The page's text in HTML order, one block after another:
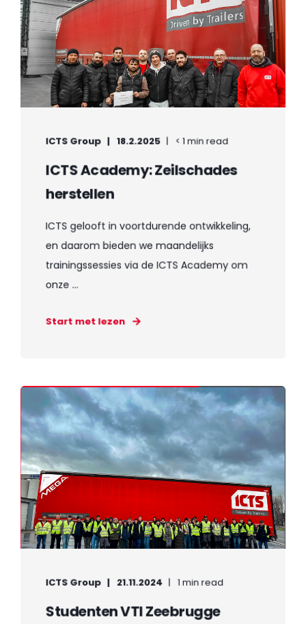
ICTS Group 18.2.2025 < 1 min read
ICTS Academy: Zeilschades
herstellen
ICTS gelooft in voortdurende ontwikkeling,
en daarom bieden we maandelijks
trainingssessies via de ICTS Academy om
onze ...
Start met lezen
ICTS Group 21.11.2024 1 min read
Studenten VTI Zeebrugge